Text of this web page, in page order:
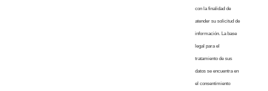
con la finalidad de
atender su solicitud de
información. La base
legal para el
tratamiento de sus
datos se encuentra en
el consentimiento